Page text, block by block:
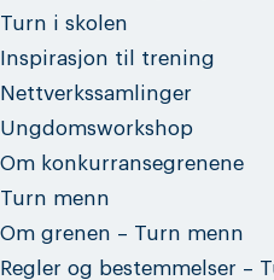
Turn i skolen
Inspirasjon til trening
Nettverkssamlinger
Ungdomsworkshop
Om konkurransegrenene
Turn menn
Om grenen – Turn menn
Regler og bestemmelser –